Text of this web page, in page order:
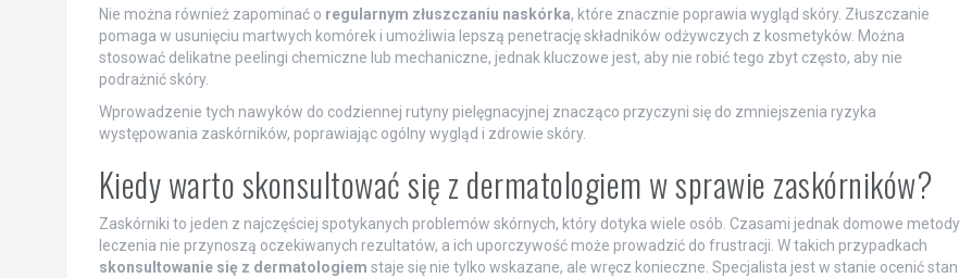
Nie można również zapominać o regularnym złuszczaniu naskórka, które znacznie poprawia wygląd skóry. Złuszczanie
pomaga w usunięciu martwych komórek i umożliwia lepszą penetrację składników odżywczych z kosmetyków. Można
stosować delikatne peelingi chemiczne lub mechaniczne, jednak kluczowe jest, aby nie robić tego zbyt często, aby nie
podrażnić skóry.
Wprowadzenie tych nawyków do codziennej rutyny pielęgnacyjnej znacząco przyczyni się do zmniejszenia ryzyka
występowania zaskórników, poprawiając ogólny wygląd i zdrowie skóry.
Kiedy warto skonsultować się z dermatologiem w sprawie zaskórników?
Zaskórniki to jeden z najczęściej spotykanych problemów skórnych, który dotyka wiele osób. Czasami jednak domowe metody
leczenia nie przynoszą oczekiwanych rezultatów, a ich uporczywość może prowadzić do frustracji. W takich przypadkach
skonsultowanie się z dermatologiem staje się nie tylko wskazane, ale wręcz konieczne. Specjalista jest w stanie ocenić stan